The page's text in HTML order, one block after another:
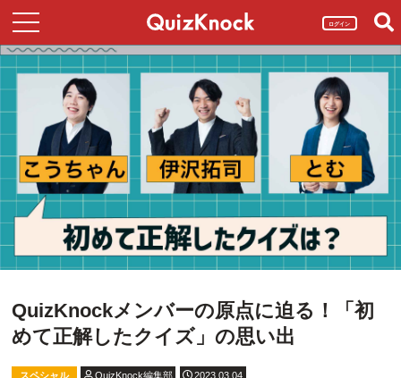
ログイン
QuizKnockメンバーの原点に迫る！「初
めて正解したクイズ」の思い出
スペシャル QuizKnock編集部 2023.03.04